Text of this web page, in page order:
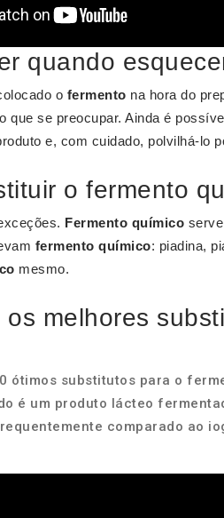
quando
o fermento na hora do
que se preocupar. Ainda é
e, com cuidado, polvilhá-lo
o fermento
Fermento químico
fermento químico: piadina,
mesmo.
os melhores
ótimos substitutos para o
é um produto lácteo
comparado ao